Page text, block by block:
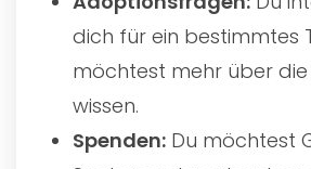
dich für ein bestimmtes
möchtest mehr über
wissen.
Spenden: Du möchtest